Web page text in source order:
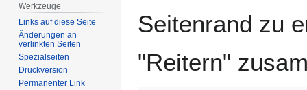
Seitenrand zu
"Reitern"
Werkzeuge
Links auf diese Seite
Änderungen an
verlinkten Seiten
Spezialseiten
Druckversion
Permanenter Link